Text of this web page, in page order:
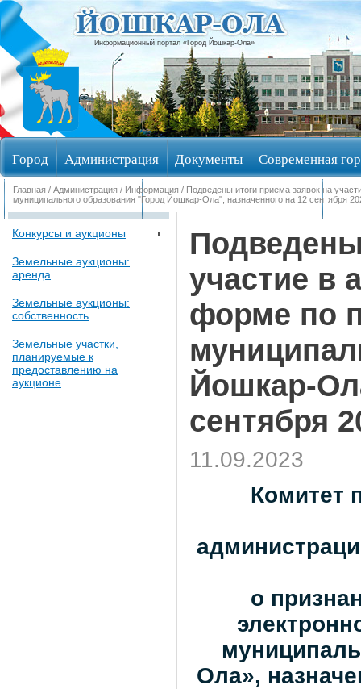
Информационный портал «Город Йошкар-Ола»
Город Администрация Документы Современная
Обращения граждан Общественные обсуждения
Главная / Администрация / Информация / Подведены итоги приема заявок на
муниципального образования "Город Йошкар-Ола", назначенного на 12 сентября
Конкурсы и аукционы
Земельные аукционы:
аренда
Земельные аукционы:
собственность
Земельные участки,
планируемые к
предоставлению на
аукционе
участие в
форме по
Йошкар-
сентября
11.09.2023
Комитет
о
Ола»,